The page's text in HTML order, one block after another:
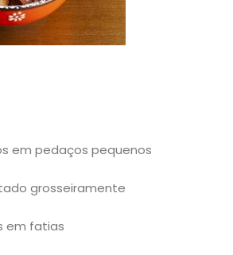
em pedaços pequenos
grosseiramente
em fatias